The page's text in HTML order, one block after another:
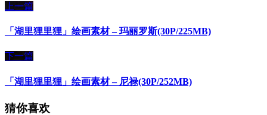
上一篇
「湖里狸里狸」绘画素材 – 玛丽罗斯(30P/225MB)
下一篇
「湖里狸里狸」绘画素材 – 尼禄(30P/252MB)
猜你喜欢